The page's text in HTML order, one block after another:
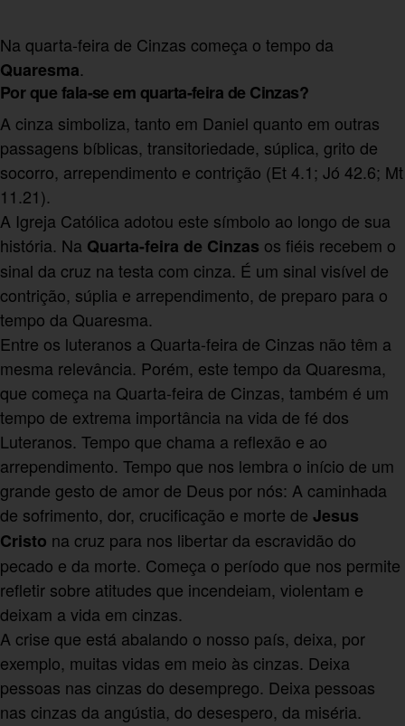
Na quarta-feira de Cinzas começa o tempo da
Quaresma.
Por que fala-se em quarta-feira de Cinzas?
A cinza simboliza, tanto em Daniel quanto em outras
passagens bíblicas, transitoriedade, súplica, grito de
socorro, arrependimento e contrição (Et 4.1; Jó 42.6; Mt
11.21).
A Igreja Católica adotou este símbolo ao longo de sua
história. Na Quarta-feira de Cinzas os fiéis recebem o
sinal da cruz na testa com cinza. É um sinal visível de
contrição, súplia e arrependimento, de preparo para o
tempo da Quaresma.
Entre os luteranos a Quarta-feira de Cinzas não têm a
mesma relevância. Porém, este tempo da Quaresma,
que começa na Quarta-feira de Cinzas, também é um
tempo de extrema importância na vida de fé dos
Luteranos. Tempo que chama a reflexão e ao
arrependimento. Tempo que nos lembra o início de um
grande gesto de amor de Deus por nós: A caminhada
de sofrimento, dor, crucificação e morte de Jesus
Cristo na cruz para nos libertar da escravidão do
pecado e da morte. Começa o período que nos permite
refletir sobre atitudes que incendeiam, violentam e
deixam a vida em cinzas.
A crise que está abalando o nosso país, deixa, por
exemplo, muitas vidas em meio às cinzas. Deixa
pessoas nas cinzas do desemprego. Deixa pessoas
nas cinzas da angústia, do desespero, da miséria.